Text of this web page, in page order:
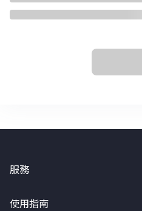
服務
使用指南